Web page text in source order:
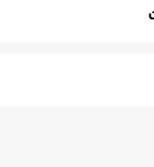
رایگان در لابی